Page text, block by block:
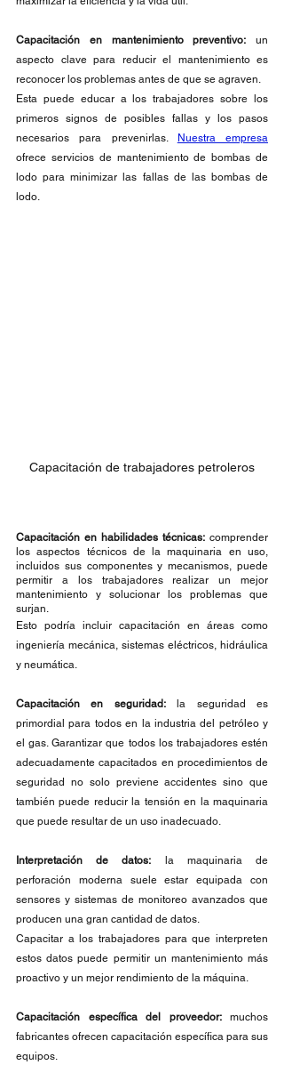
Capacitación en mantenimiento preventivo: un
aspecto clave para reducir el mantenimiento es
reconocer los problemas antes de que se agraven.
Esta puede educar a los trabajadores sobre los
primeros signos de posibles fallas y los pasos
necesarios para prevenirlas.
Nuestra empresa
ofrece servicios de mantenimiento de bombas de
lodo para minimizar las fallas de las bombas de
lodo.
Capacitación de trabajadores petroleros
Capacitación en habilidades técnicas: comprender
los aspectos técnicos de la maquinaria en uso,
incluidos sus componentes y mecanismos, puede
permitir a los trabajadores realizar un mejor
mantenimiento y solucionar los problemas que
surjan.
Esto podría incluir capacitación en áreas como
ingeniería mecánica, sistemas eléctricos, hidráulica
y neumática.
Capacitación en seguridad: la seguridad es
primordial para todos en la industria del petróleo y
el gas. Garantizar que todos los trabajadores estén
adecuadamente capacitados en procedimientos de
seguridad no solo previene accidentes sino que
también puede reducir la tensión en la maquinaria
que puede resultar de un uso inadecuado.
Interpretación de datos: la maquinaria de
perforación moderna suele estar equipada con
sensores y sistemas de monitoreo avanzados que
producen una gran cantidad de datos.
Capacitar a los trabajadores para que interpreten
estos datos puede permitir un mantenimiento más
proactivo y un mejor rendimiento de la máquina.
Capacitación específica del proveedor: muchos
fabricantes ofrecen capacitación específica para sus
equipos.